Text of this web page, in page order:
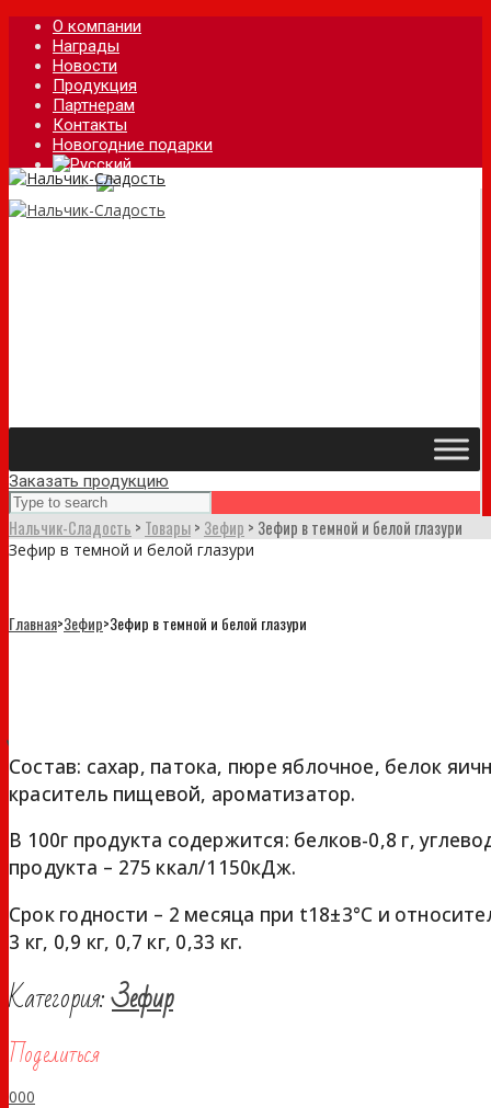
О компании
Награды
Новости
Продукция
Партнерам
Контакты
Новогодние подарки
Заказать продукцию
Нальчик-Сладость > Товары> Зефир > Зефир в темной и белой глазури
Зефир в темной и белой глазури
Главная>Зефир>Зефир в темной и белой глазури
Зефир в темной и белой глазури
Состав: сахар, патока, пюре яблочное, белок
краситель пищевой, ароматизатор.
В 100г продукта содержится: белков-0,8 г,
продукта – 275 ккал/1150кДж.
Срок годности – 2 месяца при t18±3°С и
3 кг, 0,9 кг, 0,7 кг, 0,33 кг.
Категория:Зефир
Поделиться
000